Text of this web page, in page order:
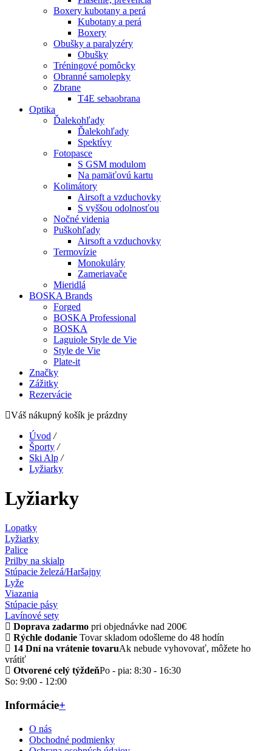
Boxery kubotany a perá
Kubotany a perá
Boxery
Obušky a paralyzéry
Obušky
Tréningové pomôcky
Obranné samolepky
Zbrane
T4E sebaobrana
Optika
Ďalekohľady
Ďalekohľady
Spektívy
Fotopasce
S GSM modulom
Na pamäťovú kartu
Kolimátory
Airsoft a vzduchovky
S vyššou odolnosťou
Nočné videnia
Puškohľady
Airsoft a vzduchovky
Termovízie
Monokuláry
Zameriavače
Mieridlá
BOSKA Brands
Forged
BOSKA Professional
BOSKA
Laguiole Style de Vie
Style de Vie
Plate-it
Značky
Zážitky
Rezervácie
Váš nákupný košík je prázdny
Úvod /
Športy /
Ski Alp /
Lyžiarky
Lyžiarky
Lopatky
Lyžiarky
Palice
Prilby na skialp
Stúpacie železá/Haršajny
Lyže
Viazania
Stúpacie pásy
Lavínové sety
Doprava zadarmo pri objednávke nad 200€
Rýchle dodanie Tovar skladom odošleme do 48 hodín
14 Dní na vrátenie tovaruAk nebude vyhovovať, môžete ho
vrátiť
Otvorené celý týždeňPo - pia: 8:30 - 16:30
So: 9:00 - 12:00
Informácie+
O nás
Obchodné podmienky